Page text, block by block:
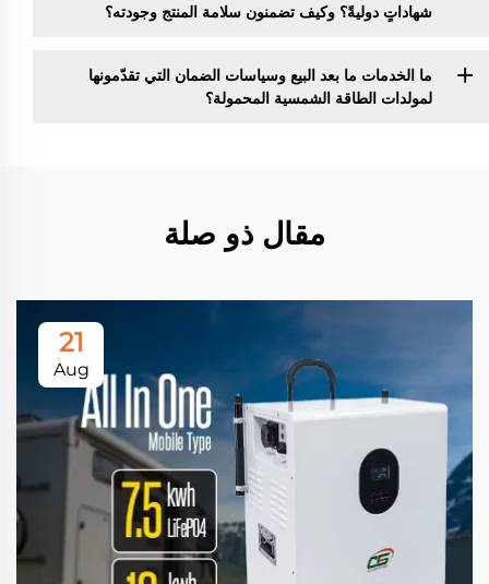
شهاداتٍ دوليةً؟ وكيف تضمنون سلامة المنتج وجودته؟
ما الخدمات ما بعد البيع وسياسات الضمان التي تقدّمونها
لمولدات الطاقة الشمسية المحمولة؟
مقال ذو صلة
21
Aug